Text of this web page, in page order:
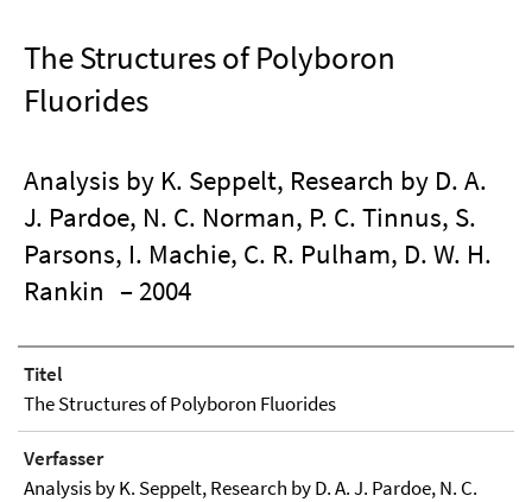
The Structures of Polyboron
Fluorides
Analysis by K. Seppelt, Research by D. A.
J. Pardoe, N. C. Norman, P. C. Tinnus, S.
Parsons, I. Machie, C. R. Pulham, D. W. H.
Rankin – 2004
Titel
The Structures of Polyboron Fluorides
Verfasser
Analysis by K. Seppelt, Research by D. A. J. Pardoe, N. C.